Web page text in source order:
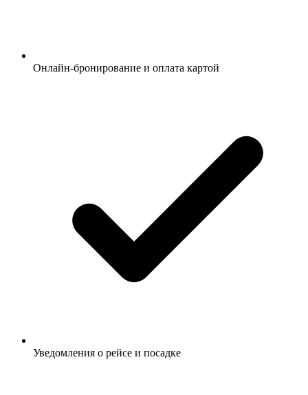
Онлайн-бронирование и оплата картой
Уведомления о рейсе и посадке